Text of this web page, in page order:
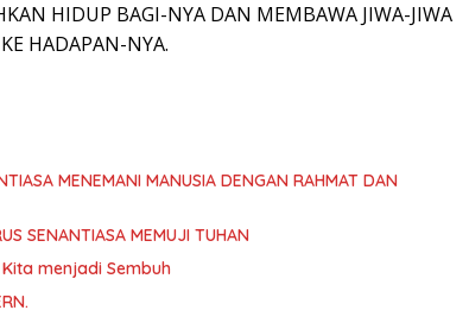
HIDUP BAGI-NYA DAN MEMBAWA JIWA-JIWA
HADAPAN-NYA.
MENEMANI MANUSIA DENGAN RAHMAT DAN
SENANTIASA MEMUJI TUHAN
menjadi Sembuh